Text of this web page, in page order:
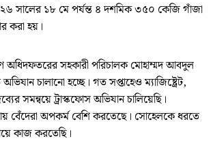
সালের ১৮ মে পর্যন্ত ৪ দশমিক ৩৫০ কেজি গাঁজা
করা হয়।
অধিদফতরের সহকারী পরিচালক মোহাম্মদ আবদুল
চালানো হচ্ছে। গত সপ্তাহেও ম্যাজিষ্ট্রেট,
সমন্বয়ে ট্রাস্কফোস অভিযান চালিয়েছি।
বেঁদেরা অপকর্ম বেশি করতেছে। সোহেলকে ধরতে
কাজ করতেছি।